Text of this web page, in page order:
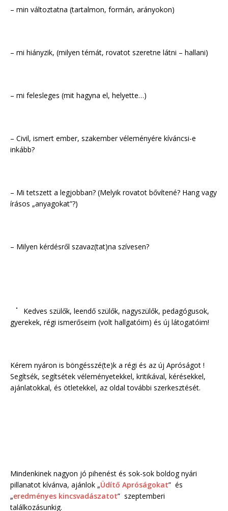
– min változtatna (tartalmon, formán, arányokon)
– mi hiányzik, (milyen témát, rovatot szeretne látni – hallani)
– mi felesleges (mit hagyna el, helyette…)
– Civil, ismert ember, szakember véleményére kíváncsi-e
inkább?
– Mi tetszett a legjobban? (Melyik rovatot bővítené? Hang vagy
írásos „anyagokat”?)
– Milyen kérdésről szavaz(tat)na szívesen?
Kedves szülők, leendő szülők, nagyszülők, pedagógusok,
gyerekek, régi ismerőseim (volt hallgatóim) és új látogatóim!
Kérem nyáron is böngésszé(te)k a régi és az új Apróságot !
Segítsék, segítsétek véleményetekkel, kritikával, kérésekkel,
ajánlatokkal, és ötletekkel, az oldal további szerkesztését.
Mindenkinek nagyon jó pihenést és sok-sok boldog nyári
pillanatot kívánva, ajánlok „Üdítő Apróságokat” és
„eredményes kincsvadászatot” szeptemberi
találkozásunkig.